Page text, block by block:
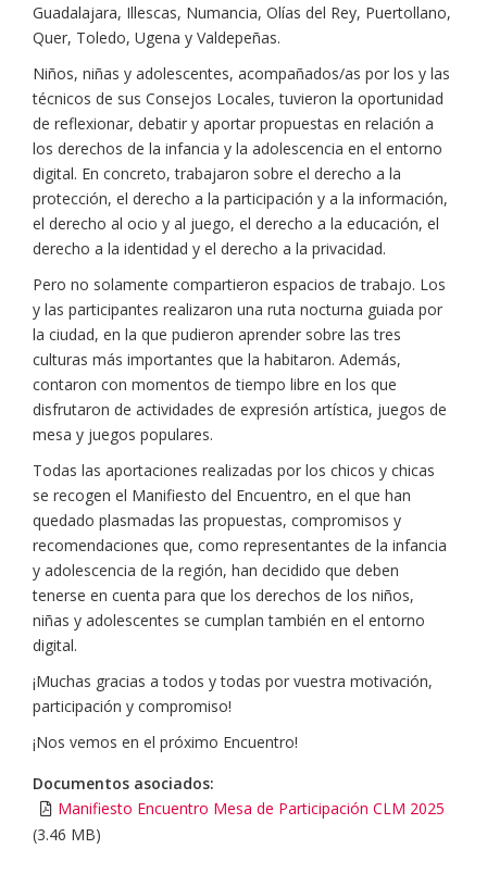
Guadalajara, Illescas, Numancia, Olías del Rey, Puertollano,
Quer, Toledo, Ugena y Valdepeñas.
Niños, niñas y adolescentes, acompañados/as por los y las
técnicos de sus Consejos Locales, tuvieron la oportunidad
de reflexionar, debatir y aportar propuestas en relación a
los derechos de la infancia y la adolescencia en el entorno
digital. En concreto, trabajaron sobre el derecho a la
protección, el derecho a la participación y a la información,
el derecho al ocio y al juego, el derecho a la educación, el
derecho a la identidad y el derecho a la privacidad.
Pero no solamente compartieron espacios de trabajo. Los
y las participantes realizaron una ruta nocturna guiada por
la ciudad, en la que pudieron aprender sobre las tres
culturas más importantes que la habitaron. Además,
contaron con momentos de tiempo libre en los que
disfrutaron de actividades de expresión artística, juegos de
mesa y juegos populares.
Todas las aportaciones realizadas por los chicos y chicas
se recogen el Manifiesto del Encuentro, en el que han
quedado plasmadas las propuestas, compromisos y
recomendaciones que, como representantes de la infancia
y adolescencia de la región, han decidido que deben
tenerse en cuenta para que los derechos de los niños,
niñas y adolescentes se cumplan también en el entorno
digital.
¡Muchas gracias a todos y todas por vuestra motivación,
participación y compromiso!
¡Nos vemos en el próximo Encuentro!
Documentos asociados:
Manifiesto Encuentro Mesa de Participación CLM 2025
(3.46 MB)